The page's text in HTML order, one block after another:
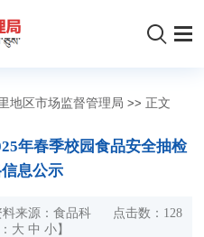
地区市场监督管理局 >> 正文
年春季校园食品安全抽检
息公示
料来源：食品科 点击数： 128
大 中 小】